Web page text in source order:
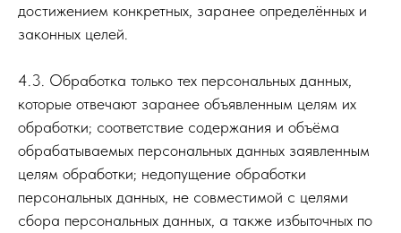
достижением конкретных, заранее определённых и
законных целей.
4.3. Обработка только тех персональных данных,
которые отвечают заранее объявленным целям их
обработки; соответствие содержания и объёма
обрабатываемых персональных данных заявленным
целям обработки; недопущение обработки
персональных данных, не совместимой с целями
сбора персональных данных, а также избыточных по